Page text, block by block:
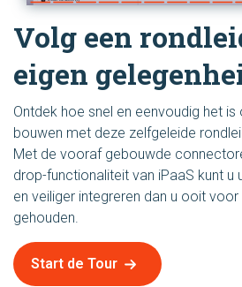
Volg een
eigen
Ontdek hoe snel en eenvoudig het
bouwen met deze zelfgeleide
Met de vooraf gebouwde
drop-functionaliteit van iPaaS kunt
en veiliger integreren dan u ooit
gehouden.
Start de Tour